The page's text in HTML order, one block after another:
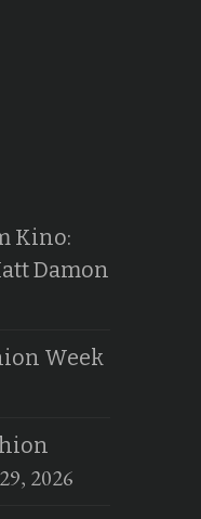
Kino:
Damon
Week
2026